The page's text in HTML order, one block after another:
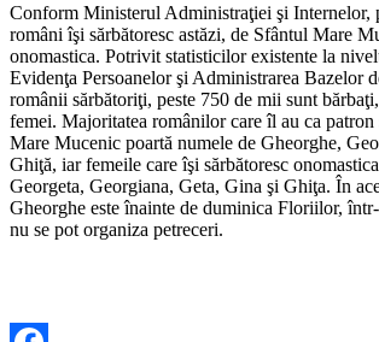
Conform Ministerul Administraţiei şi Internelor,
români îşi sărbătoresc astăzi, de Sfântul Mare
onomastica. Potrivit statisticilor existente la
Evidenţa Persoanelor şi Administrarea Bazelor
românii sărbătoriţi, peste 750 de mii sunt
femei. Majoritatea românilor care îl au ca
Mare Mucenic poartă numele de Gheorghe,
Ghiţă, iar femeile care îşi sărbătoresc
Georgeta, Georgiana, Geta, Gina şi Ghiţa. În
Gheorghe este înainte de duminica Floriilor,
nu se pot organiza petreceri.